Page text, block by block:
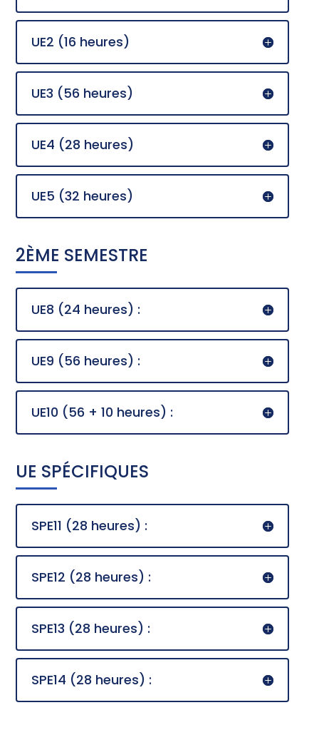
UE2 (16 heures)
UE3 (56 heures)
UE4 (28 heures)
UE5 (32 heures)
2ÈME SEMESTRE
UE8 (24 heures) :
UE9 (56 heures) :
UE10 (56 + 10 heures) :
UE SPÉCIFIQUES
SPE11 (28 heures) :
SPE12 (28 heures) :
SPE13 (28 heures) :
SPE14 (28 heures) :